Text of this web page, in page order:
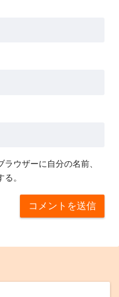
ウザーに自分の名前、
。